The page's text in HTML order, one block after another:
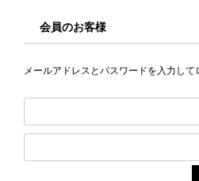
会員のお客様
メールアドレスとパスワードを入力して